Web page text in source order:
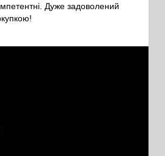
Дуже задоволений